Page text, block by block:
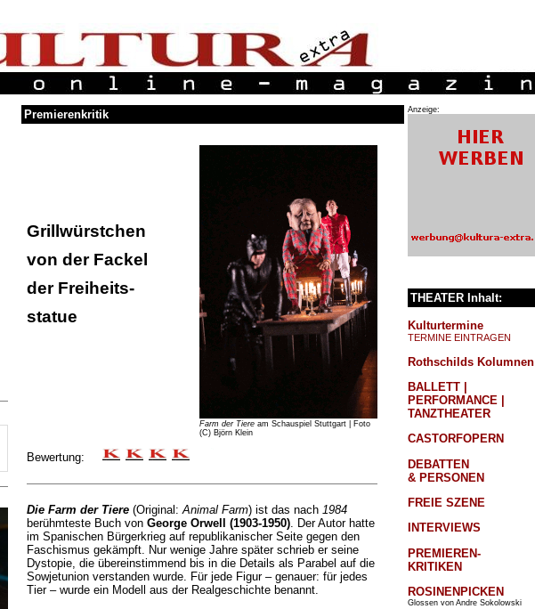
Premierenkritik
Grillwürstchen
von der Fackel
der Freiheits-
statue
Farm der Tieream Schauspiel Stuttgart | Foto
(C) Björn Klein
Bewertung:
Die Farm der Tiere(Original:Animal Farm) ist das nach 1984
berühmteste Buch von George Orwell (1903-1950). Der Autor hatte
im Spanischen Bürgerkrieg auf republikanischer Seite gegen den
Faschismus gekämpft. Nur wenige Jahre später schrieb er seine
Dystopie, die übereinstimmend bis in die Details als Parabel auf die
Sowjetunion verstanden wurde. Für jede Figur – genauer: für jedes
Tier – wurde ein Modell aus der Realgeschichte benannt.
Anzeige:
THEATER Inhalt:
Kulturtermine
TERMINE EINTRAGEN
Rothschilds Kolumnen
BALLETT |
PERFORMANCE |
TANZTHEATER
CASTORFOPERN
DEBATTEN
& PERSONEN
FREIE SZENE
INTERVIEWS
PREMIEREN-
KRITIKEN
ROSINENPICKEN
Glossen von Andre Sokolowski